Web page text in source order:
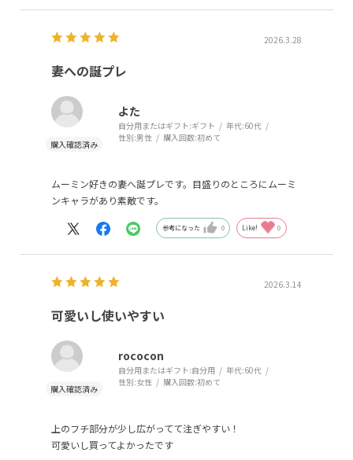
2026.3.28
妻への誕プレ
よた
自分用またはギフト:ギフト 年代:60代
性別:男性 購入回数:初めて
ムーミン好きの妻へ誕プレです。目盛りのところにムーミ
ンキャラがあり素敵です。
参考になった 0 Like! 0
2026.3.14
可愛いし使いやすい
rococon
自分用またはギフト:自分用 年代:60代
性別:女性 購入回数:初めて
上のフチ部分が少し広がってて注ぎやすい！
可愛いし買ってよかったです